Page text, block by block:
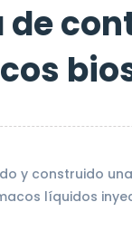
de
y construido
líquidos